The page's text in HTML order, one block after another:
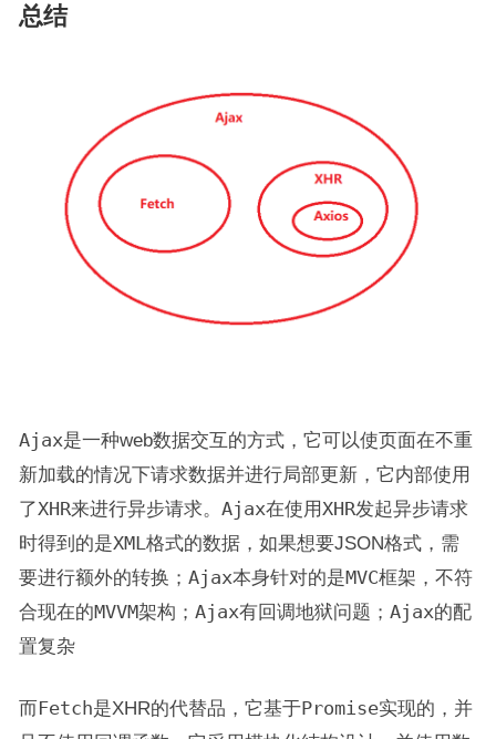
总结
Ajax是一种web数据交互的方式，它可以使页面在不重
新加载的情况下请求数据并进行局部更新，它内部使用
了XHR来进行异步请求。 Ajax在使用 XHR发起异步请求
时得到的是XML 格式的数据，如果想要JSON格式，需
要进行额外的转换； Ajax本身针对的是MVC框架 ，不符
合现在的MVVM架构 ； Ajax有回调地狱问题； Ajax的配
置复杂
而Fetch是XHR的代替品，它基于Promise实现的，并